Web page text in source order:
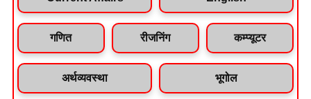
गणित रीजनिंग कम्प्यूटर
अर्थव्यवस्था भूगोल